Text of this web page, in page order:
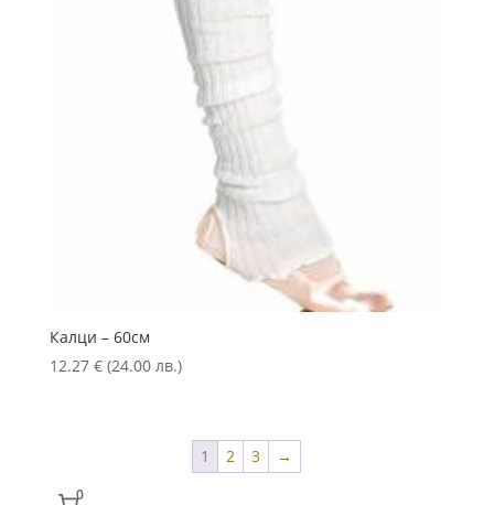
Калци – 60см
12.27 € (24.00 лв.)
1 2 3 →
0